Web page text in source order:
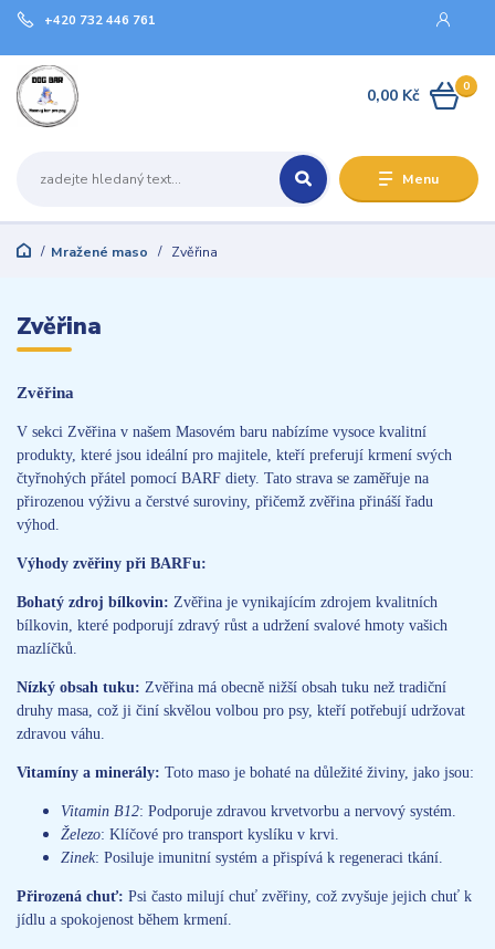
Menu
+420 732 446 761
0
0,00 Kč
Mražené maso Zvěřina
Zvěřina
Zvěřina
V sekci Zvěřina v našem Masovém baru nabízíme vysoce kvalitní
produkty, které jsou ideální pro majitele, kteří preferují krmení svých
čtyřnohých přátel pomocí BARF diety. Tato strava se zaměřuje na
přirozenou výživu a čerstvé suroviny, přičemž zvěřina přináší řadu
výhod.
Výhody zvěřiny při BARFu:
Bohatý zdroj bílkovin: Zvěřina je vynikajícím zdrojem kvalitních
bílkovin, které podporují zdravý růst a udržení svalové hmoty vašich
mazlíčků.
Nízký obsah tuku: Zvěřina má obecně nižší obsah tuku než tradiční
druhy masa, což ji činí skvělou volbou pro psy, kteří potřebují udržovat
zdravou váhu.
Vitamíny a minerály: Toto maso je bohaté na důležité živiny, jako jsou:
Vitamin B12: Podporuje zdravou krvetvorbu a nervový systém.
Železo: Klíčové pro transport kyslíku v krvi.
Zinek: Posiluje imunitní systém a přispívá k regeneraci tkání.
Přirozená chuť: Psi často milují chuť zvěřiny, což zvyšuje jejich chuť k
jídlu a spokojenost během krmení.